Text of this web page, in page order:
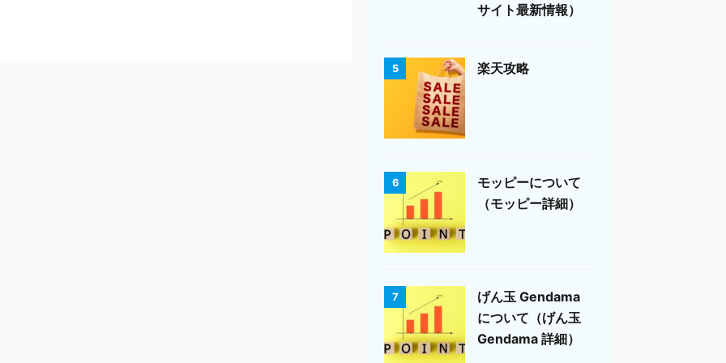
サイト最新情報）
5 楽天攻略
6
モッピーについて
（モッピー詳細）
7
げん玉 Gendama
について（げん玉
Gendama 詳細）